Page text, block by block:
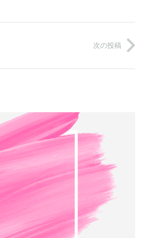
次の投稿